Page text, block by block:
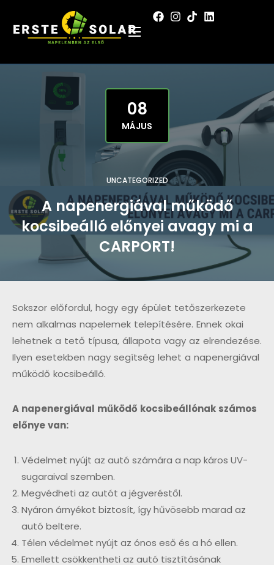
08
MÁJUS
UNCATEGORIZED
A napenergiával működő
kocsibeálló előnyei avagy mi a
CARPORT!
Sokszor előfordul, hogy egy épület tetőszerkezete
nem alkalmas napelemek telepítésére. Ennek okai
lehetnek a tető típusa, állapota vagy az elrendezése.
Ilyen esetekben nagy segítség lehet a napenergiával
működő kocsibeálló.
A napenergiával működő kocsibeállónak számos
előnye van:
Védelmet nyújt az autó számára a nap káros UV-
sugaraival szemben.
Megvédheti az autót a jégveréstől.
Nyáron árnyékot biztosít, így hűvösebb marad az
autó beltere.
Télen védelmet nyújt az ónos eső és a hó ellen.
Emellett csökkentheti az autó tisztításának